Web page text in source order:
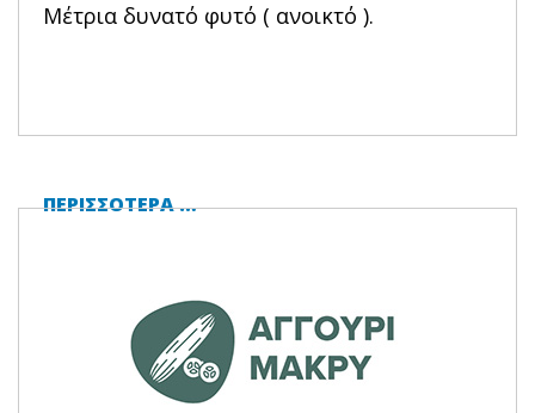
Μέτρια δυνατό φυτό ( ανοικτό ).
ΠΕΡΙΣΣΌΤΕΡΑ …